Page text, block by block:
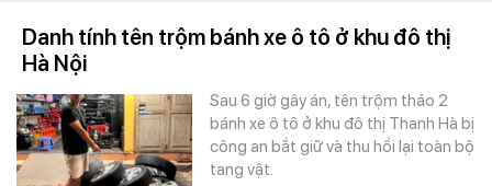
Danh tính tên trộm bánh xe ô tô ở khu đô thị
Hà Nội
Sau 6 giờ gây án, tên trộm tháo 2
bánh xe ô tô ở khu đô thị Thanh Hà bị
công an bắt giữ và thu hồi lại toàn bộ
tang vật.